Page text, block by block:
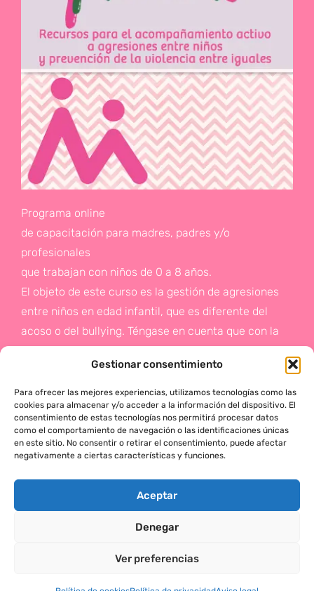
Gestionar consentimiento
Para ofrecer las mejores experiencias, utilizamos tecnologías como las
cookies para almacenar y/o acceder a la información del dispositivo. El
consentimiento de estas tecnologías nos permitirá procesar datos
como el comportamiento de navegación o las identificaciones únicas
en este sitio. No consentir o retirar el consentimiento, puede afectar
negativamente a ciertas características y funciones.
Aceptar
Denegar
Ver preferencias
Programa online
de capacitación para madres, padres y/o
profesionales
que trabajan con niños de 0 a 8 años.
El objeto de este curso es la gestión de agresiones
entre niños en edad infantil, que es diferente del
acoso o del bullying. Téngase en cuenta que con la
gestión de agresiones pretendemos sentar las bases
de la prevención a un problema que suele aparecer
en etapas posteriores como es el acoso.
Si deseas más información,
haz click en este enlace:
MÓNICA SERRANO © 2025 TODOS LOS DERECHOS RESERVADOS